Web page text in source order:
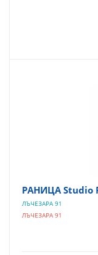
РАНИЦА Studio
ЛЪЧЕЗАРА 91
ЛЪЧЕЗАРА 91